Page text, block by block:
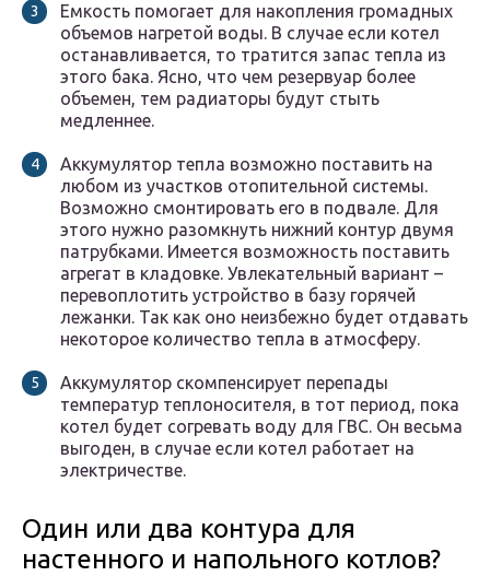
Емкость помогает для накопления громадных
объемов нагретой воды. В случае если котел
останавливается, то тратится запас тепла из
этого бака. Ясно, что чем резервуар более
объемен, тем радиаторы будут стыть
медленнее.
Аккумулятор тепла возможно поставить на
любом из участков отопительной системы.
Возможно смонтировать его в подвале. Для
этого нужно разомкнуть нижний контур двумя
патрубками. Имеется возможность поставить
агрегат в кладовке. Увлекательный вариант –
перевоплотить устройство в базу горячей
лежанки. Так как оно неизбежно будет отдавать
некоторое количество тепла в атмосферу.
Аккумулятор скомпенсирует перепады
температур теплоносителя, в тот период, пока
котел будет согревать воду для ГВС. Он весьма
выгоден, в случае если котел работает на
электричестве.
Один или два контура для
настенного и напольного котлов?